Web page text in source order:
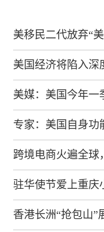
美移民二代放弃“
美国经济将陷入深
美媒：美国今年一
专家：美国自身功
跨境电商火遍全球
驻华使节爱上重庆
香港长洲“抢包山”